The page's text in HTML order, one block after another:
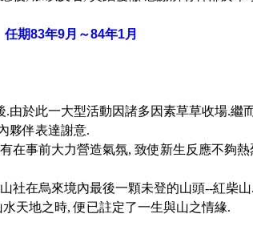
年9月～84年1月
於此一大型活動因諸多因素草草收場.繼
夥伴表達謝意.
事前大力營造氣氛, 致使新生反應不夠熱
在烏來境內最後一顆未登的山頭--紅柴山
地之時, 便已註定了一生與山之情緣.